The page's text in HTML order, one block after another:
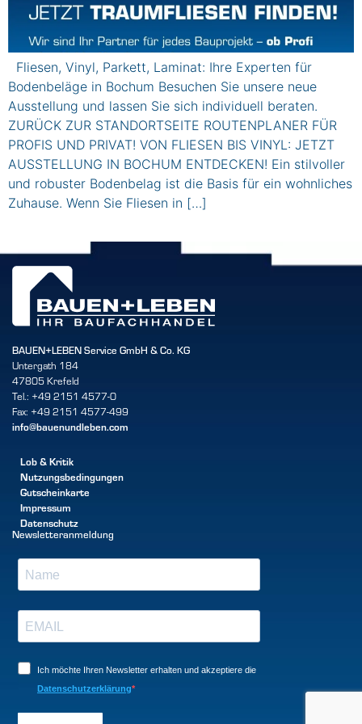
Fliesen, Vinyl, Parkett, Laminat: Ihre Experten für
Bodenbeläge in Bochum Besuchen Sie unsere neue
Ausstellung und lassen Sie sich individuell beraten.
ZURÜCK ZUR STANDORTSEITE ROUTENPLANER FÜR
PROFIS UND PRIVAT! VON FLIESEN BIS VINYL: JETZT
AUSSTELLUNG IN BOCHUM ENTDECKEN! Ein stilvoller
und robuster Bodenbelag ist die Basis für ein wohnliches
Zuhause. Wenn Sie Fliesen in […]
BAUEN+LEBEN Service GmbH & Co. KG
Untergath 184
47805 Krefeld
Tel.: +49 2151 4577-0
Fax: +49 2151 4577-499
info@bauenundleben.com
Lob & Kritik
Nutzungsbedingungen
Gutscheinkarte
Impressum
Datenschutz
Newsletteranmeldung
Ich möchte Ihren Newsletter erhalten und akzeptiere die
Datenschutzerklärung